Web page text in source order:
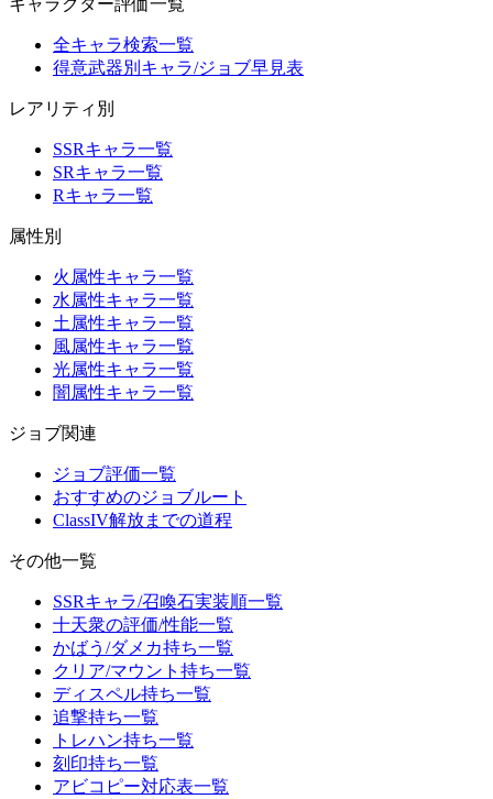
キャラクター評価一覧
全キャラ検索一覧
得意武器別キャラ/ジョブ早見表
レアリティ別
SSRキャラ一覧
SRキャラ一覧
Rキャラ一覧
属性別
火属性キャラ一覧
水属性キャラ一覧
土属性キャラ一覧
風属性キャラ一覧
光属性キャラ一覧
闇属性キャラ一覧
ジョブ関連
ジョブ評価一覧
おすすめのジョブルート
ClassIV解放までの道程
その他一覧
SSRキャラ/召喚石実装順一覧
十天衆の評価/性能一覧
かばう/ダメカ持ち一覧
クリア/マウント持ち一覧
ディスペル持ち一覧
追撃持ち一覧
トレハン持ち一覧
刻印持ち一覧
アビコピー対応表一覧